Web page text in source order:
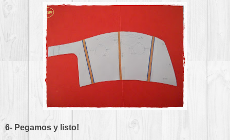
6- Pegamos y listo!